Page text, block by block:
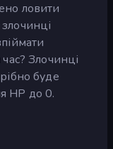
ловити
Злочинці
буде
HP до 0.